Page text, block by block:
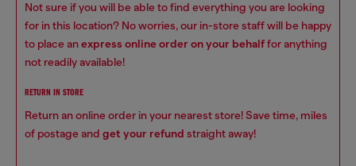
Not sure if you will be able to find everything you are looking
for in this location? No worries, our in-store staff will be happy
to place anexpress online order on your behalffor anything
not readily available!
RETURN IN STORE
Return an online order in your nearest store! Save time, miles
of postage and get your refund straight away!